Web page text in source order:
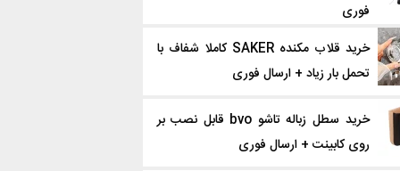
فوری
خرید قلاب‌ مکنده SAKER کاملا شفاف با
تحمل بار زیاد + ارسال فوری
خرید سطل زباله تاشو bvo قابل نصب بر
روی کابینت + ارسال فوری